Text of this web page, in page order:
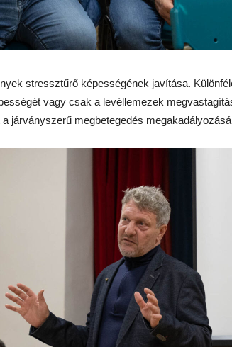
stressztűrő képességének javítása.
vagy csak a levéllemezek
járványszerű megbetegedés